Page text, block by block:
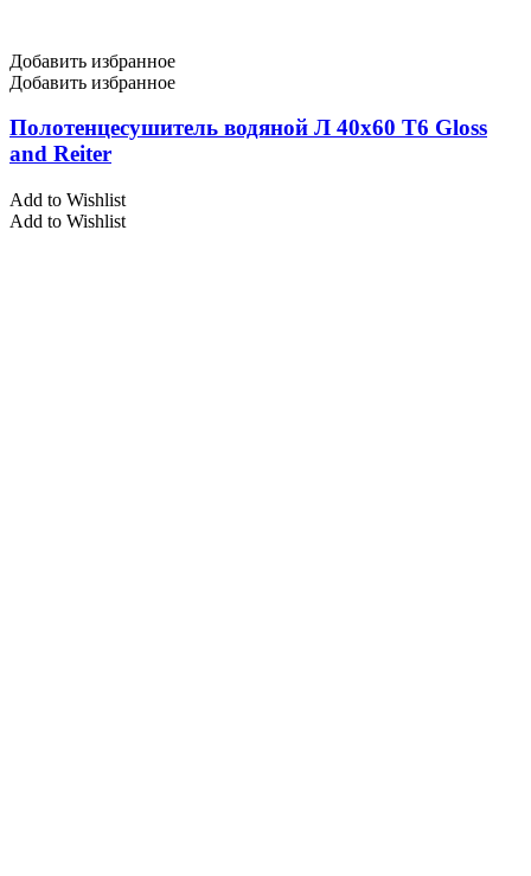
Добавить избранное
Добавить избранное
Полотенцесушитель водяной Л 40х60 Т6 Gloss
and Reiter
Add to Wishlist
Add to Wishlist